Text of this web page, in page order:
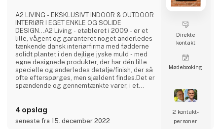
A2 LIVING - EKSKLUSIVT INDOOR & OUTDOOR
INTERIØR I EGET ENKLE OG SOLIDE
DESIGN...A2 Living - etableret i 2009 - er et
lille, vågent og garanteret noget anderledes
tænkende dansk interiørfirma med fødderne
solidt plantet i den dejlige jyske muld - med
egne designede produkter, der har dén lille
specielle og anderledes detalje/finish, der så
ofte efterspørges, men sjældent findes.Det er
spændende og gennemtænkte varer, i et
sætter en ære i at lægge navn til - kort sagt,
dansk design der holder… A2 Livings
markante - og til tider ganske store -
4 opslag
seneste fra 15. december 2022
Direkte
kontakt
Møde­booking
2 kontakt­
personer